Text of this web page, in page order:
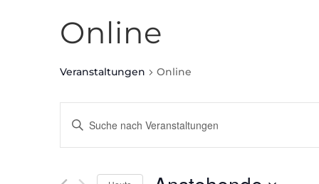
Online
Veranstaltungen Online
Veranstaltungen
Suche
und
Bitte
Suche